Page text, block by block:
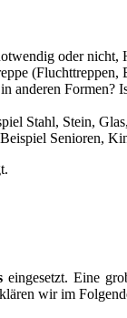
oder
anderen Formen?
Stahl, Stein,
Senioren,
eingesetzt. Eine
wir im